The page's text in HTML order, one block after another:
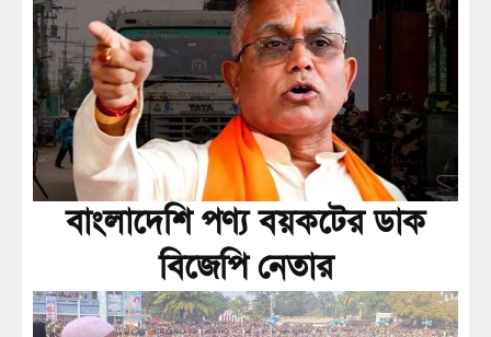
বাংলাদেশি পণ্য বয়কটের ডাক
বিজেপি নেতার